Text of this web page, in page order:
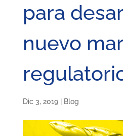
para
nuevo
Dic 3, 2019| Blog